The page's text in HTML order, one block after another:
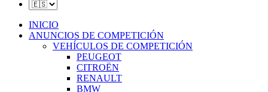
INICIO
ANUNCIOS DE COMPETICIÓN
VEHÍCULOS DE COMPETICIÓN
PEUGEOT
CITROËN
RENAULT
BMW